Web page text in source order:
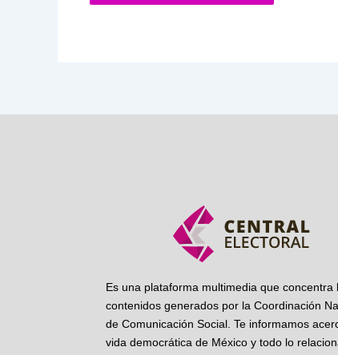
Es una plataforma multimedia que concentra
contenidos generados por la Coordinación
de Comunicación Social. Te informamos
vida democrática de México y todo lo